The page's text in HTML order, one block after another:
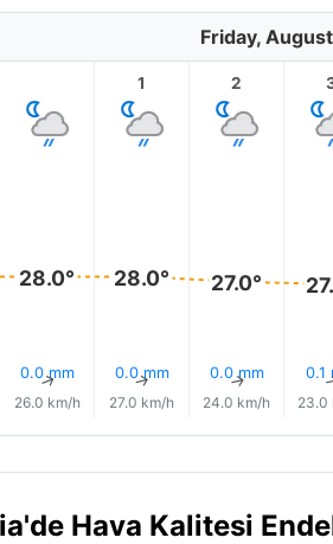
Friday,
28.0°
0.0 mm
↑
26.0 km/h
1
28.0°
0.0 mm
↑
27.0 km/h
2
27.0°
0.0 mm
↑
24.0 km/h
0.1
23.0
Hava Kalitesi